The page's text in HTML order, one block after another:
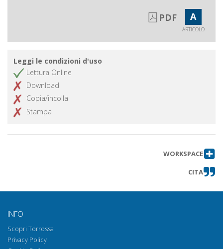
PDF A
ARTICOLO
Leggi le condizioni d'uso
Lettura Online
Download
Copia/incolla
Stampa
WORKSPACE
CITA
INFO
Scopri Torrossa
Privacy Policy